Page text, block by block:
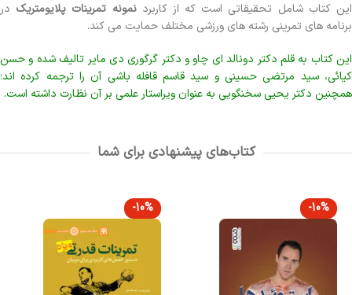
این کتاب شامل تحقیقاتی است که از کاربردنمونه تمرینات پلایومتریک در
برنامه ‏های تمرینی رشته‏ های ورزشی مختلف حمایت می‏ کند.
این کتاب به قلم دکتر دونالد ای چاو و دکتر گرگوری دی مایر تالیف شده و حسن
کیائی، سید مرتضی حسینی و سید قاسم قافله باشی آن را ترجمه کرده اند؛
همچنین دکتر یحیی سخنگویی به عنوان ویراستار علمی بر آن نظارت داشته است.
کتاب‌های پیشنهادی برای شما
-10%
-10%